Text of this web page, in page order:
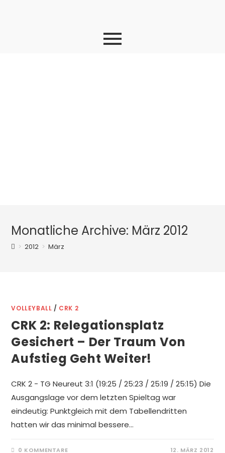
Monatliche Archive: März 2012
> 2012 > März
VOLLEYBALL / CRK 2
CRK 2: Relegationsplatz
Gesichert – Der Traum Von
Aufstieg Geht Weiter!
CRK 2 - TG Neureut 3:1 (19:25 / 25:23 / 25:19 / 25:15) Die
Ausgangslage vor dem letzten Spieltag war
eindeutig: Punktgleich mit dem Tabellendritten
hatten wir das minimal bessere…
0 KOMMENTARE 12. MÄRZ 2012